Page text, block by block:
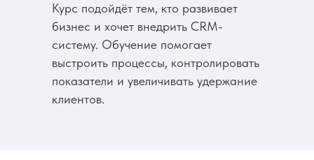
Курс подойдёт тем, кто развивает
бизнес и хочет внедрить CRM-
систему. Обучение помогает
выстроить процессы, контролировать
показатели и увеличивать удержание
клиентов.